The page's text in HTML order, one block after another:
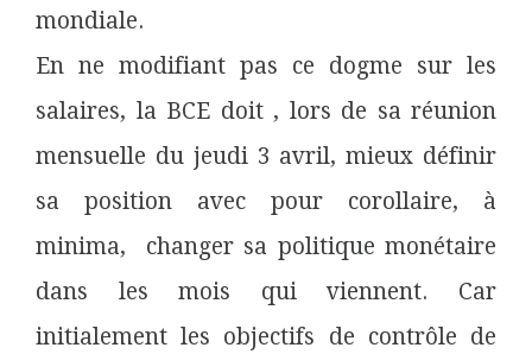
mondiale.
En ne modifiant pas ce dogme sur les
salaires, la BCE doit , lors de sa réunion
mensuelle du jeudi 3 avril, mieux définir
sa position avec pour corollaire, à
minima, changer sa politique monétaire
dans les mois qui viennent. Car
initialement les objectifs de contrôle de